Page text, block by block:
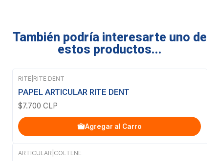
También podría interesarte uno de
estos productos...
RITE RITE DENT
PAPEL ARTICULAR RITE DENT
$7.700 CLP
Agregar al Carro
ARTICULAR COLTENE